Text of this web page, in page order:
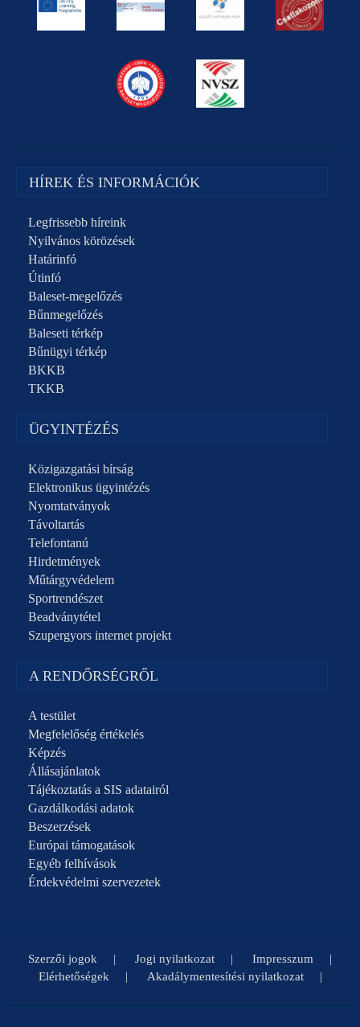
HÍREK ÉS INFORMÁCIÓK
Legfrissebb híreink
Nyilvános körözések
Határinfó
Útinfó
Baleset-megelőzés
Bűnmegelőzés
Baleseti térkép
Bűnügyi térkép
BKKB
TKKB
ÜGYINTÉZÉS
Közigazgatási bírság
Elektronikus ügyintézés
Nyomtatványok
Távoltartás
Telefontanú
Hirdetmények
Műtárgyvédelem
Sportrendészet
Beadványtétel
Szupergyors internet projekt
A RENDŐRSÉGRŐL
A testület
Megfelelőség értékelés
Képzés
Állásajánlatok
Tájékoztatás a SIS adatairól
Gazdálkodási adatok
Beszerzések
Európai támogatások
Egyéb felhívások
Érdekvédelmi szervezetek
Szerzői jogok Jogi nyilatkozat
Impresszum
Elérhetőségek
Akadálymentesítési nyilatkozat